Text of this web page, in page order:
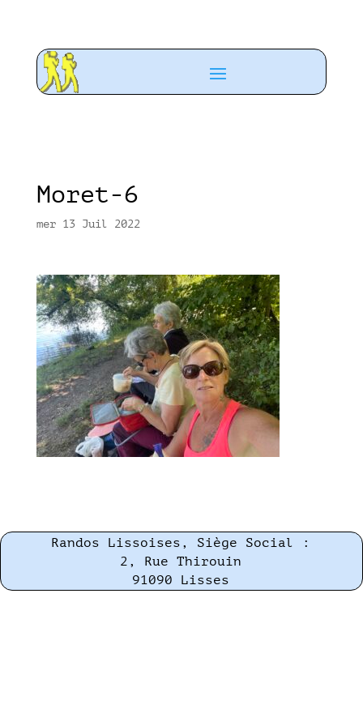
Moret-6
mer 13 Juil 2022
Randos Lissoises, Siège Social :
2, Rue Thirouin
91090 Lisses